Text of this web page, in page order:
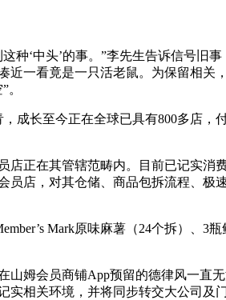
中头’的事。”李先生告诉信号旧
一看竟是一只活老鼠。为保留相关
。
长至今正在全球已具有800多店，
在其管辖范畴内。目前已记实消
店，对其仓储、商品包拆流程、极
Mark原味麻薯（24个拆）、3
会员商铺App预留的德律风一直
相关环境，并将同步转交大公司及